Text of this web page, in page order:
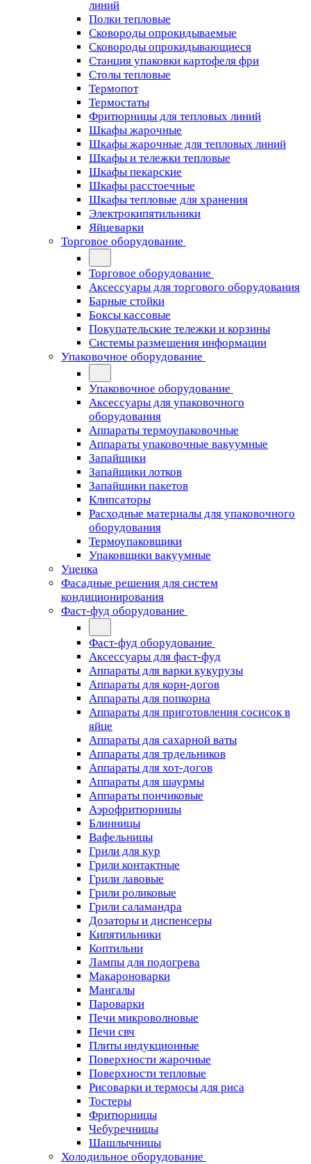
линий
Полки тепловые
Сковороды опрокидываемые
Сковороды опрокидывающиеся
Станция упаковки картофеля фри
Столы тепловые
Термопот
Термостаты
Фритюрницы для тепловых линий
Шкафы жарочные
Шкафы жарочные для тепловых линий
Шкафы и тележки тепловые
Шкафы пекарские
Шкафы расстоечные
Шкафы тепловые для хранения
Электрокипятильники
Яйцеварки
Торговое оборудование
Торговое оборудование
Аксессуары для торгового оборудования
Барные стойки
Боксы кассовые
Покупательские тележки и корзины
Системы размещения информации
Упаковочное оборудование
Упаковочное оборудование
Аксессуары для упаковочного
оборудования
Аппараты термоупаковочные
Аппараты упаковочные вакуумные
Запайщики
Запайщики лотков
Запайщики пакетов
Клипсаторы
Расходные материалы для упаковочного
оборудования
Термоупаковщики
Упаковщики вакуумные
Уценка
Фасадные решения для систем
кондиционирования
Фаст-фуд оборудование
Фаст-фуд оборудование
Аксессуары для фаст-фуд
Аппараты для варки кукурузы
Аппараты для корн-догов
Аппараты для попкорна
Аппараты для приготовления сосисок в
яйце
Аппараты для сахарной ваты
Аппараты для трдельников
Аппараты для хот-догов
Аппараты для шаурмы
Аппараты пончиковые
Аэрофритюрницы
Блинницы
Вафельницы
Грили для кур
Грили контактные
Грили лавовые
Грили роликовые
Грили саламандра
Дозаторы и диспенсеры
Кипятильники
Коптильни
Лампы для подогрева
Макароноварки
Мангалы
Пароварки
Печи микроволновые
Печи свч
Плиты индукционные
Поверхности жарочные
Поверхности тепловые
Рисоварки и термосы для риса
Тостеры
Фритюрницы
Чебуречницы
Шашлычницы
Холодильное оборудование